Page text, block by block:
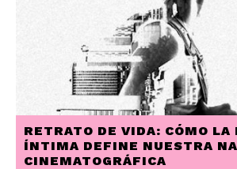
RETRATO DE VIDA: CÓMO LA
ÍNTIMA DEFINE NUESTRA
CINEMATOGRÁFICA